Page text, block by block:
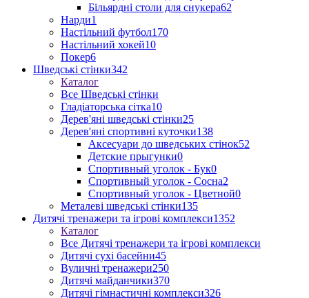
Більярдні столи для снукера62
Нарди1
Настільний футбол170
Настільний хокей10
Покер6
Шведські стінки342
Каталог
Все Шведські стінки
Гладіаторська сітка10
Дерев'яні шведські стінки25
Дерев'яні спортивні куточки138
Аксесуари до шведських стінок52
Детские прыгунки0
Спортивный уголок - Бук0
Спортивный уголок - Сосна2
Спортивный уголок - Цветной0
Металеві шведські стінки135
Дитячі тренажери та ігрові комплекси1352
Каталог
Все Дитячі тренажери та ігрові комплекси
Дитячі сухі басейни45
Вуличні тренажери250
Дитячі майданчики370
Дитячі гімнастичні комплекси326